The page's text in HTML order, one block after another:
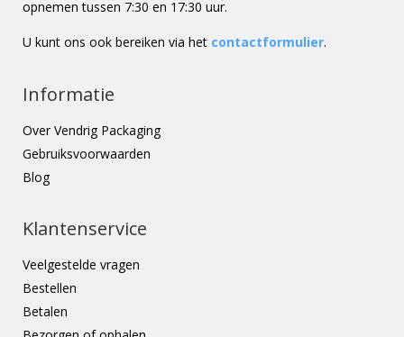
opnemen tussen 7:30 en 17:30 uur.
U kunt ons ook bereiken via het contactformulier.
Informatie
Over Vendrig Packaging
Gebruiksvoorwaarden
Blog
Klantenservice
Veelgestelde vragen
Bestellen
Betalen